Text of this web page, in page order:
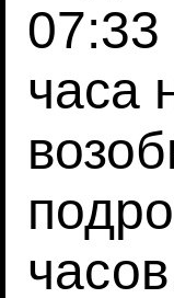
07:33
часа